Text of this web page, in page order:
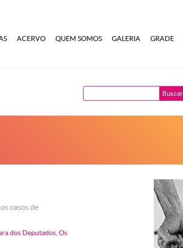
ACERVO QUEM SOMOS GALERIA GRADE
Buscar
casos de
dos Deputados ,Os